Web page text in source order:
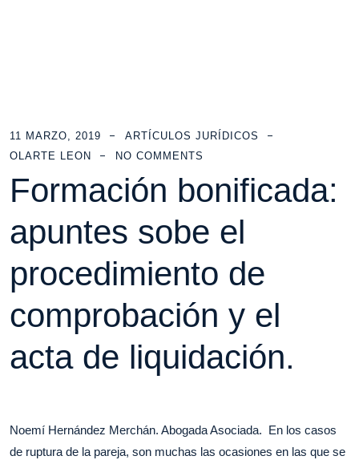
11 MARZO, 2019
ARTÍCULOS JURÍDICOS
OLARTE LEON
NO COMMENTS
Formación bonificada:
apuntes sobe el
procedimiento de
comprobación y el
acta de liquidación.
Noemí Hernández Merchán. Abogada Asociada. En los casos
de ruptura de la pareja, son muchas las ocasiones en las que se